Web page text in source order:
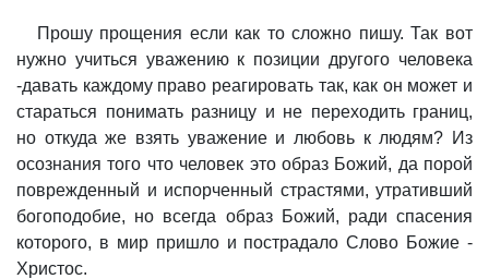
Прошу прощения если как то сложно пишу. Так вот
нужно учиться уважению к позиции другого человека
-давать каждому право реагировать так, как он может и
стараться понимать разницу и не переходить границ,
но откуда же взять уважение и любовь к людям? Из
осознания того что человек это образ Божий, да порой
поврежденный и испорченный страстями, утративший
богоподобие, но всегда образ Божий, ради спасения
которого, в мир пришло и пострадало Слово Божие -
Христос.